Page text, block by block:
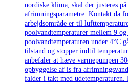
nordiske klima, skal der justeres
afrimningsparametre. Kontakt da
arbejdsområde er til
poolvandtemperaturer mellem 9
poolvandtemperaturen under 4°C
tilstand og stopper indtil
anbefaler at hæve varmepumpen
opbyggelse af is fra
falder i takt med